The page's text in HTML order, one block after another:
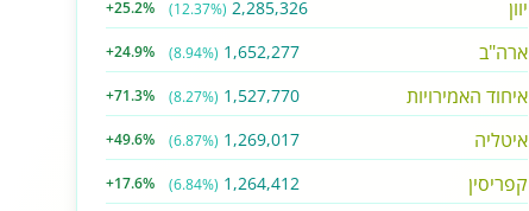
יוון 2,285,326
(12.37%)
+25.2%
ארה"ב 1,652,277
(8.94%)
+24.9%
איחוד האמירויות 1,527,770
(8.27%)
+71.3%
איטליה 1,269,017
(6.87%)
+49.6%
קפריסין 1,264,412
(6.84%)
+17.6%